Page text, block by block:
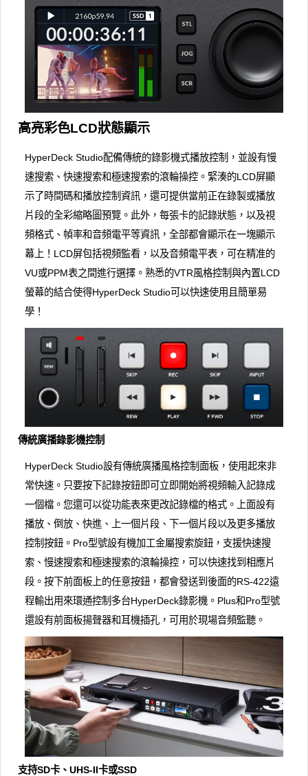
高亮彩色LCD狀態顯示
HyperDeck Studio配備傳統的錄影機式播放控制，並設有慢
速搜索、快速搜索和極速搜索的滾輪操控。緊湊的LCD屏顯
示了時間碼和播放控制資訊，還可提供當前正在錄製或播放
片段的全彩縮略圖預覽。此外，每張卡的記錄狀態，以及視
頻格式、幀率和音頻電平等資訊，全部都會顯示在一塊顯示
幕上！LCD屏包括視頻監看，以及音頻電平表，可在精准的
VU或PPM表之間進行選擇。熟悉的VTR風格控制與內置LCD
螢幕的結合使得HyperDeck Studio可以快速使用且簡單易
學！
傳統廣播錄影機控制
HyperDeck Studio設有傳統廣播風格控制面板，使用起來非
常快速。只要按下記錄按鈕即可立即開始將視頻輸入記錄成
一個檔。您還可以從功能表來更改記錄檔的格式。上面設有
播放、倒放、快進、上一個片段、下一個片段以及更多播放
控制按鈕。Pro型號設有機加工金屬搜索旋鈕，支援快速搜
索、慢速搜索和極速搜索的滾輪操控，可以快速找到相應片
段。按下前面板上的任意按鈕，都會發送到後面的RS-422遠
程輸出用來環通控制多台HyperDeck錄影機。Plus和Pro型號
還設有前面板揚聲器和耳機插孔，可用於現場音頻監聽。
支持SD卡、UHS-II卡或SSD